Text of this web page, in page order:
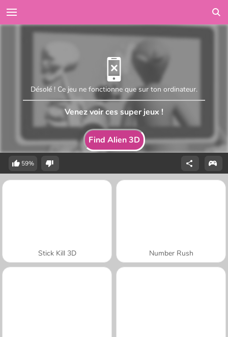
Find Alien 3D
Désolé ! Ce jeu ne fonctionne que sur ton ordinateur.
Venez voir ces super jeux !
59%
Stick Kill 3D Number Rush